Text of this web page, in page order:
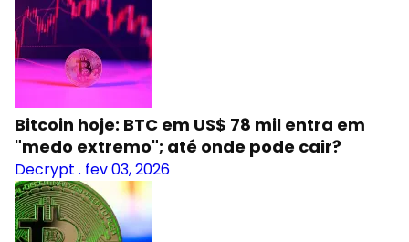
Bitcoin hoje: BTC em US$ 78 mil entra em
"medo extremo"; até onde pode cair?
Decrypt . fev 03, 2026